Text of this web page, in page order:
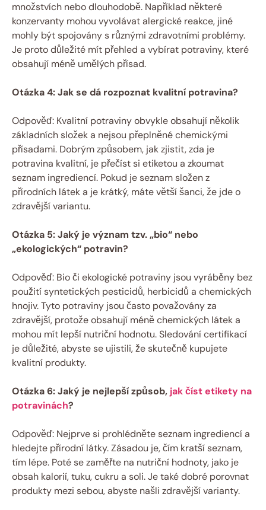
množstvích nebo dlouhodobě. Například některé
konzervanty mohou vyvolávat alergické reakce, jiné
mohly být spojovány s různými zdravotními problémy.
Je proto důležité mít přehled a vybírat potraviny, které
obsahují méně umělých přísad.
Otázka 4: Jak se dá rozpoznat kvalitní potravina?
Odpověď: Kvalitní potraviny obvykle obsahují několik
základních složek a nejsou přeplněné chemickými
přísadami. Dobrým způsobem, jak zjistit, zda je
potravina kvalitní, je přečíst si etiketou a zkoumat
seznam ingrediencí. Pokud je seznam složen z
přírodních látek a je krátký, máte větší šanci, že jde o
zdravější variantu.
Otázka 5: Jaký je význam tzv. „bio“ nebo
„ekologických“ potravin?
Odpověď: Bio či ekologické potraviny jsou vyráběny bez
použití syntetických pesticidů, herbicidů a chemických
hnojiv. Tyto potraviny jsou často považovány za
zdravější, protože obsahují méně chemických látek a
mohou mít lepší nutriční hodnotu. Sledování certifikací
je důležité, abyste se ujistili, že skutečně kupujete
kvalitní produkty.
Otázka 6: Jaký je nejlepší způsob, jak číst etikety na
potravinách?
Odpověď: Nejprve si prohlédněte seznam ingrediencí a
hledejte přírodní látky. Zásadou je, čím kratší seznam,
tím lépe. Poté se zaměřte na nutriční hodnoty, jako je
obsah kalorií, tuku, cukru a soli. Je také dobré porovnat
produkty mezi sebou, abyste našli zdravější varianty.